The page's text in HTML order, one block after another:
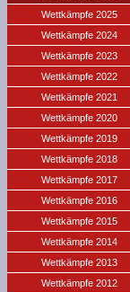
Wettkämpfe 2025
Wettkämpfe 2024
Wettkämpfe 2023
Wettkämpfe 2022
Wettkämpfe 2021
Wettkämpfe 2020
Wettkämpfe 2019
Wettkämpfe 2018
Wettkämpfe 2017
Wettkämpfe 2016
Wettkämpfe 2015
Wettkämpfe 2014
Wettkämpfe 2013
Wettkämpfe 2012